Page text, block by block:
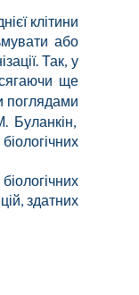
клітини
або
Так, у
ще
поглядами
Буланкін,
здатних